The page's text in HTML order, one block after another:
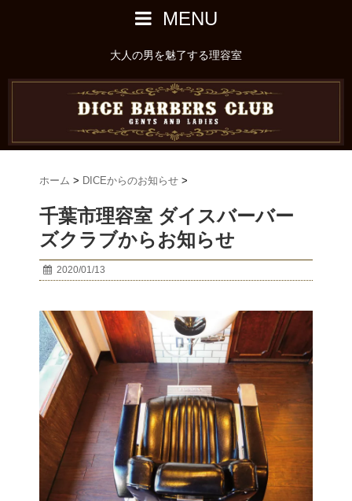
MENU
大人の男を魅了する理容室
ホーム > DICEからのお知らせ >
千葉市理容室 ダイスバーバー
ズクラブからお知らせ
2020/01/13